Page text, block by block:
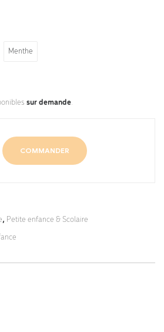
Menthe
sur demande.
COMMANDER
, Petite enfance & Scolaire